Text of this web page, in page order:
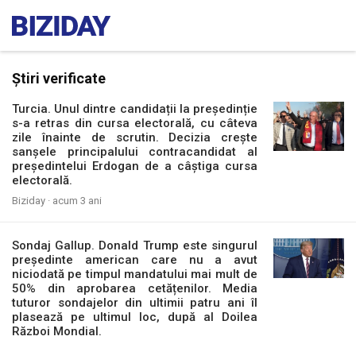
Știri verificate
Turcia. Unul dintre candidații la președinție
s-a retras din cursa electorală, cu câteva
zile înainte de scrutin. Decizia crește
sanșele principalului contracandidat al
președintelui Erdogan de a câștiga cursa
electorală.
Biziday · acum 3 ani
Sondaj Gallup. Donald Trump este singurul
președinte american care nu a avut
niciodată pe timpul mandatului mai mult de
50% din aprobarea cetățenilor. Media
tuturor sondajelor din ultimii patru ani îl
plasează pe ultimul loc, după al Doilea
Război Mondial.